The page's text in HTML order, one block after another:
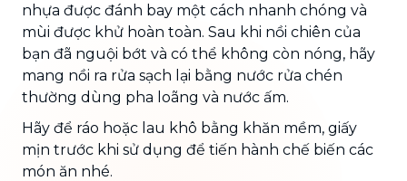
nhựa được đánh bay một cách nhanh chóng và
mùi được khử hoàn toàn. Sau khi nồi chiên của
bạn đã nguội bớt và có thể không còn nóng, hãy
mang nồi ra rửa sạch lại bằng nước rửa chén
thường dùng pha loãng và nước ấm.
Hãy để ráo hoặc lau khô bằng khăn mềm, giấy
mịn trước khi sử dụng để tiến hành chế biến các
món ăn nhé.